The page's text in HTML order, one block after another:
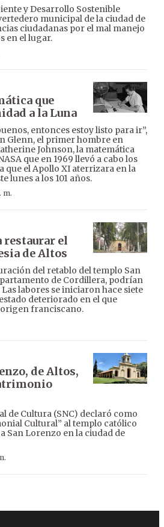
y Desarrollo Sostenible
municipal de la ciudad de
ciudadanas por el mal manejo
en el lugar.
que
a la Luna
entonces estoy listo para ir”,
Glenn, el primer hombre en
Johnson, la matemática
que en 1969 llevó a cabo los
que el Apollo XI aterrizara en la
lunes a los 101 años.
m.
restaurar el
de Altos
del retablo del templo San
de Cordillera, podrían
labores se iniciaron hace siete
deteriorado en el que
origen franciscano.
de Altos,
de Cultura (SNC) declaró como
Cultural” al templo católico
San Lorenzo en la ciudad de